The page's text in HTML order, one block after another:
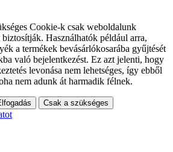
Cookie-k csak weboldalunk
Használhatók például arra,
a termékek bevásárlókosarába gyűjtését
való bejelentkezést. Ez azt jelenti, hogy
levonása nem lehetséges, így ebből
nem adunk át harmadik félnek.
Csak a szükséges